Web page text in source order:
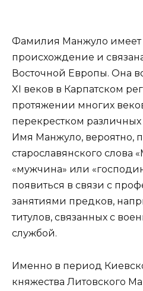
Фамилия Манжуло имеет
происхождение и
Восточной Европы. Она
XI веков в Карпатском
протяжении многих
перекрестком различных
Имя Манжуло, вероятно,
старославянского слова
«мужчина» или
появиться в связи с
занятиями предков,
титулов, связанных с
службой.
Именно в период
княжества Литовского